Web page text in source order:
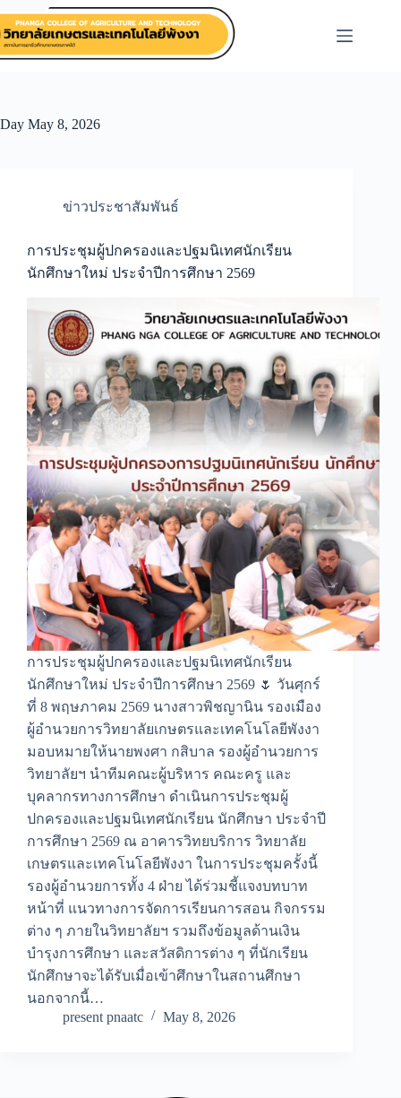
content
Day May 8, 2026
ข่าวประชาสัมพันธ์
การประชุมผู้ปกครองและปฐมนิเทศนักเรียน
นักศึกษาใหม่ ประจำปีการศึกษา 2569
การประชุมผู้ปกครองและปฐมนิเทศนักเรียน
นักศึกษาใหม่ ประจำปีการศึกษา 2569 🌷 วันศุกร์
ที่ 8 พฤษภาคม 2569 นางสาวพิชญานิน รองเมือง
ผู้อำนวยการวิทยาลัยเกษตรและเทคโนโลยีพังงา
มอบหมายให้นายพงศา กสิบาล รองผู้อำนวยการ
วิทยาลัยฯ นำทีมคณะผู้บริหาร คณะครู และ
บุคลากรทางการศึกษา ดำเนินการประชุมผู้
ปกครองและปฐมนิเทศนักเรียน นักศึกษา ประจำปี
การศึกษา 2569 ณ อาคารวิทยบริการ วิทยาลัย
เกษตรและเทคโนโลยีพังงา ในการประชุมครั้งนี้
รองผู้อำนวยการทั้ง 4 ฝ่าย ได้ร่วมชี้แจงบทบาท
หน้าที่ แนวทางการจัดการเรียนการสอน กิจกรรม
ต่าง ๆ ภายในวิทยาลัยฯ รวมถึงข้อมูลด้านเงิน
บำรุงการศึกษา และสวัสดิการต่าง ๆ ที่นักเรียน
นักศึกษาจะได้รับเมื่อเข้าศึกษาในสถานศึกษา
นอกจากนี้…
present pnaatc
May 8, 2026